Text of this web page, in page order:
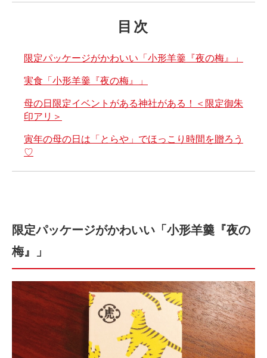
目次
限定パッケージがかわいい「小形羊羹『夜の梅』」
実食「小形羊羹『夜の梅』」
母の日限定イベントがある神社がある！＜限定御朱
印アリ＞
寅年の母の日は「とらや」でほっこり時間を贈ろう
♡
限定パッケージがかわいい「小形羊羹『夜の
梅』」